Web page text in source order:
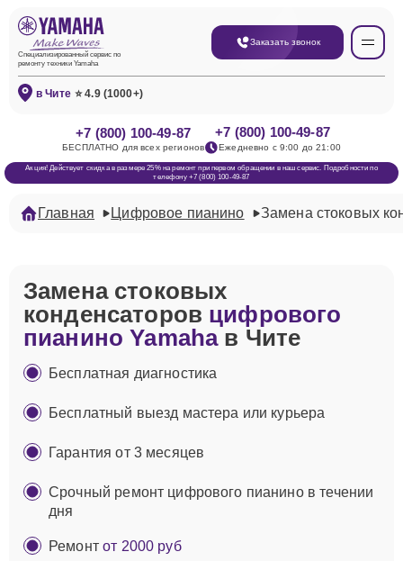
Специализированный сервис по
ремонту техники Yamaha
Заказать звонок
в Чите ⭐ 4.9 (1000+)
+7 (800) 100-49-87
БЕСПЛАТНО для всех регионов
+7 (800) 100-49-87
Ежедневно с 9:00 до 21:00
Акция! Действует скидка в размере 25% на ремонт при первом обращении в наш сервис. Подробности по
телефону +7 (800) 100-49-87
Главная Цифровое пианино Замена стоковых
Замена стоковых
конденсаторов цифрового
пианино Yamahaв Чите
Бесплатная диагностика
Бесплатный выезд мастера или курьера
Гарантия от 3 месяцев
Срочный ремонт цифрового пианино в течении
дня
Ремонтот 2000 руб